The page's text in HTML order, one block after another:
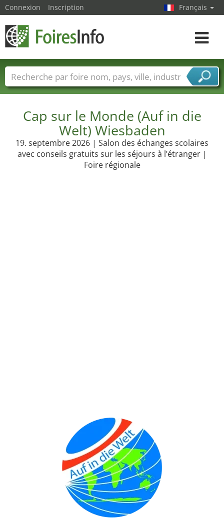
Cap sur le Monde (Auf in die
Welt) Wiesbaden
19. septembre 2026 | Salon des échanges scolaires
avec conseils gratuits sur les séjours à l’étranger |
Foire régionale
Connexion Inscription Français
Toggle
Foire noms Pays Villes
Secteurs de foire